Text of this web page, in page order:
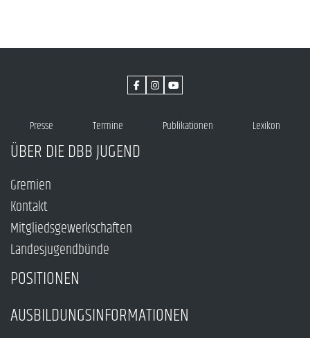
Presse Termine Publikationen Lexikon
ÜBER DIE DBB JUGEND
Gremien
Kontakt
Mitgliedsgewerkschaften
Landesjugendbünde
POSITIONEN
AUSBILDUNGSINFORMATIONEN